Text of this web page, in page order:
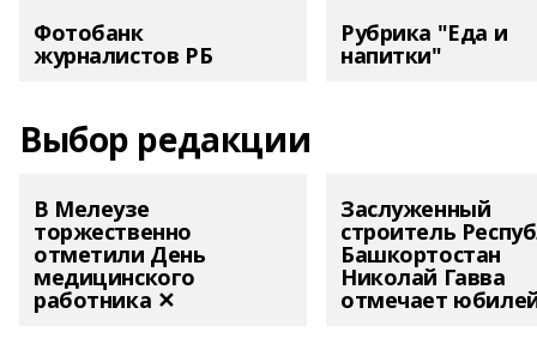
Фотобанк
журналистов РБ
Рубрика "Еда и
напитки"
Выбор редакции
В Мелеузе
торжественно
отметили День
медицинского
работника ✕
Заслуженный
строитель
Башкортостан
Николай Гавва
отмечает